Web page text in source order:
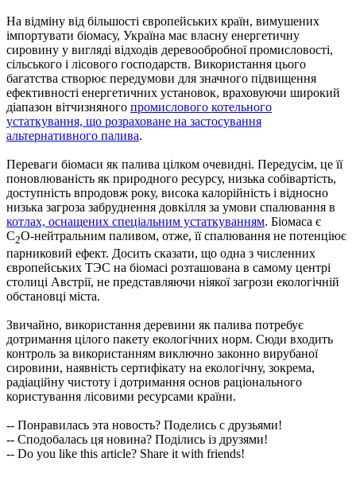
На відміну від більшості європейських країн, вимушених
імпортувати біомасу, Україна має власну енергетичну
сировину у вигляді відходів деревообробної промисловості,
сільського і лісового господарств. Використання цього
багатства створює передумови для значного підвищення
ефективності енергетичних установок, враховуючи широкий
діапазон вітчизняного промислового котельного
устаткування, що розраховане на застосування
альтернативного палива.
Переваги біомаси як палива цілком очевидні. Передусім, це її
поновлюваність як природного ресурсу, низька собівартість,
доступність впродовж року, висока калорійність і відносно
низька загроза забруднення довкілля за умови спалювання в
котлах, оснащених спеціальним устаткуванням. Біомаса є
С2O-нейтральним паливом, отже, її спалювання не потенціює
парниковий ефект. Досить сказати, що одна з численних
європейських ТЭС на біомасі розташована в самому центрі
столиці Австрії, не представляючи ніякої загрози екологічній
обстановці міста.
Звичайно, використання деревини як палива потребує
дотримання цілого пакету екологічних норм. Сюди входить
контроль за використанням виключно законно вирубаної
сировини, наявність сертифікату на екологічну, зокрема,
радіаційну чистоту і дотримання основ раціонального
користування лісовими ресурсами країни.
-- Понравилась эта новость? Поделись с друзьями!
-- Сподобалась ця новина? Поділись із друзями!
-- Do you like this article? Share it with friends!